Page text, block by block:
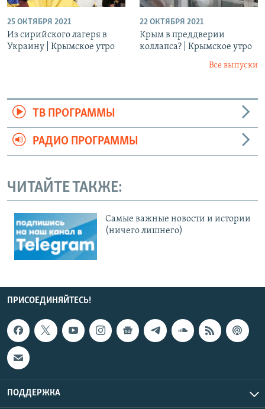
25 ОКТЯБРЯ 2021
Из сирийского лагеря в
Украину | Крымское утро
22 ОКТЯБРЯ 2021
Крым в преддверии
коллапса? | Крымское утро
Все выпуски
ТВ ПРОГРАММЫ
РАДИО ПРОГРАММЫ
ЧИТАЙТЕ ТАКЖЕ:
Cамые важные новости и истории
(ничего лишнего)
ПРИСОЕДИНЯЙТЕСЬ!
ПОДДЕРЖКА